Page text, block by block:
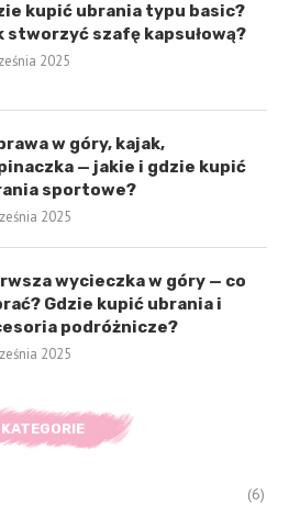
kupić ubrania typu basic?
stworzyć szafę kapsułową?
2025
w góry, kajak,
— jakie i gdzie kupić
sportowe?
2025
wycieczka w góry — co
Gdzie kupić ubrania i
podróżnicze?
2025
KATEGORIE
(6)